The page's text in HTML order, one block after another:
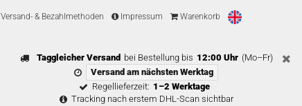
Versand- & Bezahlmethoden Impressum Warenkorb
Taggleicher Versand bei Bestellung bis 12:00 Uhr (Mo–Fr)
Versand am nächsten Werktag
Regellieferzeit: 1–2 Werktage
Tracking nach erstem DHL-Scan sichtbar